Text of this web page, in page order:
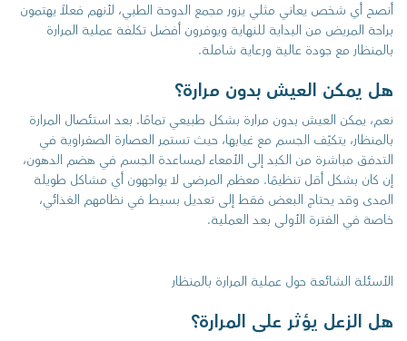
أنصح أي شخص يعاني مثلي يزور مجمع الدوحة الطبي، لأنهم فعلاً يهتمون
براحة المريض من البداية للنهاية ويوفرون أفضل تكلفة عملية المرارة
بالمنظار مع جودة عالية ورعاية شاملة.
هل يمكن العيش بدون مرارة؟
نعم، يمكن العيش بدون مرارة بشكل طبيعي تمامًا. بعد استئصال المرارة
بالمنظار، يتكيّف الجسم مع غيابها، حيث تستمر العصارة الصفراوية في
التدفق مباشرة من الكبد إلى الأمعاء لمساعدة الجسم في هضم الدهون،
إن كان بشكل أقل تنظيمًا. معظم المرضى لا يواجهون أي مشاكل طويلة
المدى وقد يحتاج البعض فقط إلى تعديل بسيط في نظامهم الغذائي،
خاصة في الفترة الأولى بعد العملية.
الأسئلة الشائعة حول عملية المرارة بالمنظار
هل الزعل يؤثر على المرارة؟